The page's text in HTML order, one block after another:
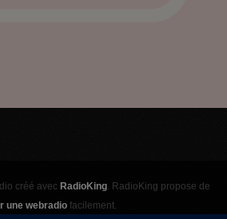
créé avec RadioKing. RadioKing propose de
une webradio facilement.